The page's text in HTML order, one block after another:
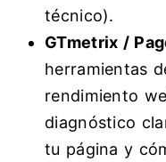
técnico).
GTmetrix /
herramientas
rendimiento
diagnóstico
tu página y